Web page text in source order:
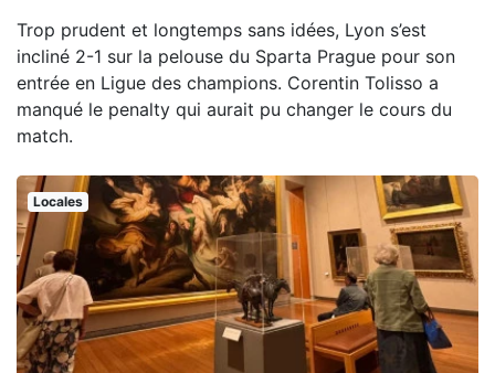
Trop prudent et longtemps sans idées, Lyon s’est
incliné 2-1 sur la pelouse du Sparta Prague pour son
entrée en Ligue des champions. Corentin Tolisso a
manqué le penalty qui aurait pu changer le cours du
match.
Locales